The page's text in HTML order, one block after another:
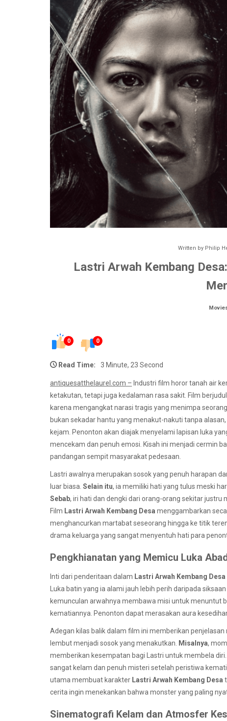
Written by Philip
Lastri Arwah Kembang
0 0
Read Time: 3 Minute, 23 Second
antiquesatthelaurel.com – Industri film horor tanah air
ketakutan, tetapi juga kedalaman rasa sakit. Film berjudul
karena mengangkat narasi tragis yang menimpa
bukan sekadar hantu yang menakut-nakuti tanpa
kejam. Penonton akan diajak menyelami lapisan luka
mencekam dan penuh emosi. Kisah ini menjadi cermin
pandangan sempit masyarakat pedesaan.
Lastri awalnya merupakan sosok yang penuh harapan
luar biasa. Selain itu, ia memiliki hati yang tulus meski
Sebab, iri hati dan dengki dari orang-orang sekitar justru
Film Lastri Arwah Kembang Desa menggambarkan
menghancurkan martabat seseorang hingga ke titik
drama keluarga yang sangat menyentuh hati para
Pengkhianatan yang Memicu Luka
Inti dari penderitaan dalam Lastri Arwah Kembang Desa
Luka batin yang ia alami jauh lebih perih daripada
kemunculan arwahnya membawa misi untuk menuntut
kematiannya. Penonton dapat merasakan aura
Adegan kilas balik dalam film ini memberikan
lembut menjadi sosok yang menakutkan.
Misalnya,
memberikan kesempatan bagi Lastri untuk membela diri.
sangat kelam dan penuh misteri setelah peristiwa
utama membuat karakter Lastri Arwah Kembang Desa
cerita ingin menekankan bahwa monster yang paling
Sinematografi Kelam dan Atmosfer